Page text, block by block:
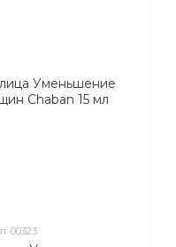
органических и
в натуральной
в ее назначении -
ее максимально
00323